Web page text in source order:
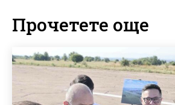
Прочетете още